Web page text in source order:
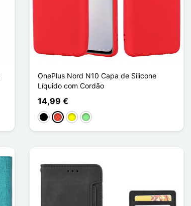
OnePlus Nord N10 Capa de Silicone
Líquido com Cordão
14,99 €
PretoVermelho
AmareloVerde claro